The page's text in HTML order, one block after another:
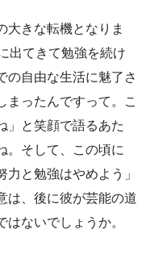
大きな転機となりま
出てきて勉強を続け
の自由な生活に魅了さ
まったんですって。こ
」と笑顔で語るあた
。そして、この頃に
力と勉強はやめよう」
は、後に彼が芸能の道
ないでしょうか。